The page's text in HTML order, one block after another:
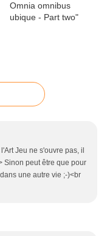
Jeu ne s'ouvre pas, il
Sinon peut être que pour
une autre vie ;-)<br